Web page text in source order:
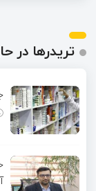
تریدرها در